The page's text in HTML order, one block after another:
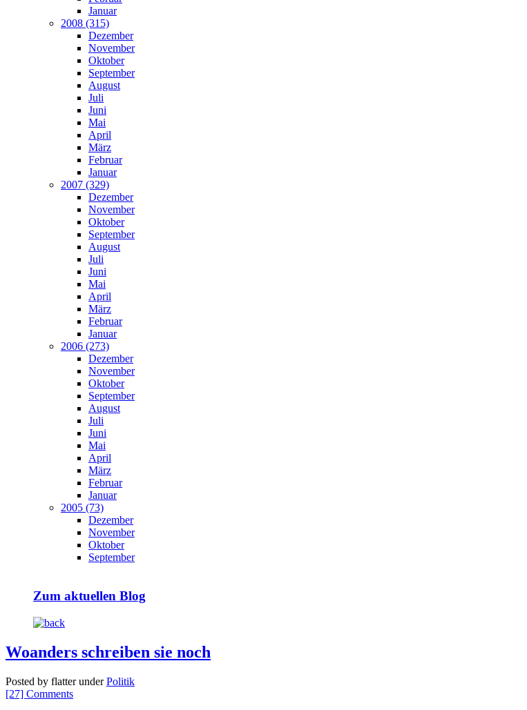
Januar
2008 (315)
Dezember
November
Oktober
September
August
Juli
Juni
Mai
April
März
Februar
Januar
2007 (329)
Dezember
November
Oktober
September
August
Juli
Juni
Mai
April
März
Februar
Januar
2006 (273)
Dezember
November
Oktober
September
August
Juli
Juni
Mai
April
März
Februar
Januar
2005 (73)
Dezember
November
Oktober
September
Zum aktuellen Blog
Woanders schreiben sie noch
Posted by flatter underPolitik
[27] Comments